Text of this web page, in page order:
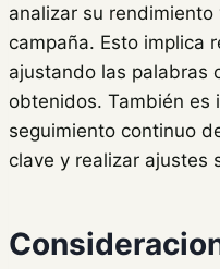
analizar su
campaña. Esto implica
ajustando las palabras
obtenidos. También es
seguimiento continuo
clave y realizar ajustes